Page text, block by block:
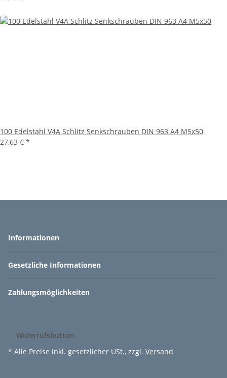
100 Edelstahl V4A Schlitz Senkschrauben DIN 963 A4 M5x50
27,63 € *
Informationen
Gesetzliche Informationen
Zahlungsmöglichkeiten
Widerrufsbutton
* Alle Preise inkl. gesetzlicher USt., zzgl. Versand